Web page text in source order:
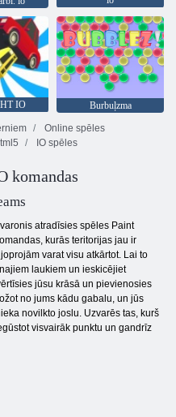
IO
Burbuļzma
Online spēles
IO spēles
komandas
atradīsies spēles Paint
kurās teritorijas jau ir
varat visu atkārtot. Lai to
laukiem un ieskicējiet
jūsu krāsā un pievienosies
no jums kādu gabalu, un jūs
novilkto joslu. Uzvarēs tas, kurš
visvairāk punktu un gandrīz